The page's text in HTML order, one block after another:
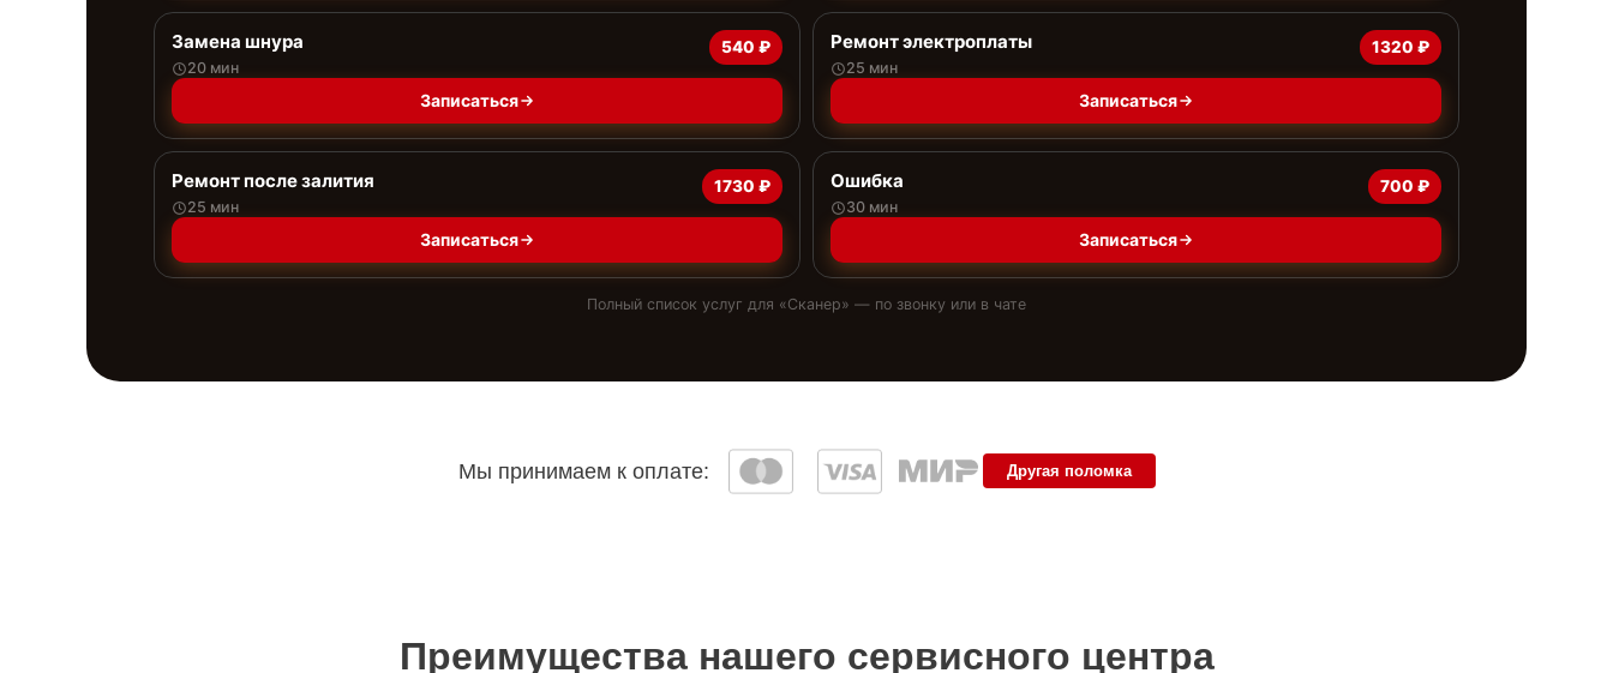
Замена шнура
20 мин
540 ₽
Записаться
Ремонт электроплаты
25 мин
1320 ₽
Записаться
Ремонт после залития
25 мин
1730 ₽
Записаться
Ошибка
30 мин
700 ₽
Записаться
Полный список услуг для «Сканер» — по звонку или в чате
Мы принимаем к оплате: Другая поломка
Преимущества нашего сервисного центра